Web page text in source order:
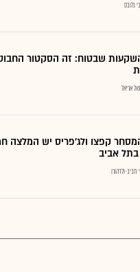
גלובס
שבטוח: זה הסקטור
אריאל
קפצו ולג'פריס יש המלצה
אביב
חביב-ולדהורן